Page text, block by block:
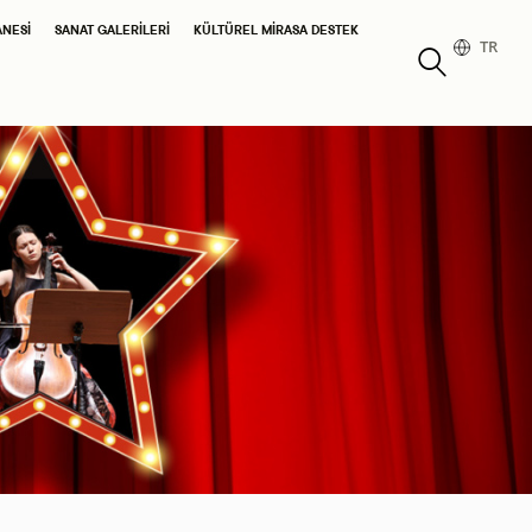
SANAT GALERILERI KÜLTÜREL MIRASA DESTEK
TR